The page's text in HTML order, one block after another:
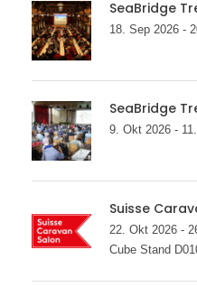
SeaBridge
18. Sep 2026 -
SeaBridge
9. Okt 2026 -
Suisse
22. Okt 2026 -
Cube Stand